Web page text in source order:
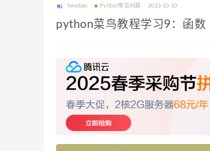
hmoban Pyhton常见问题 2023-10-10
python菜鸟教程学习9：函数